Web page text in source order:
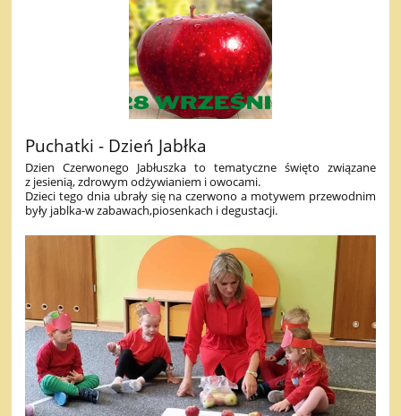
Puchatki - Dzień Jabłka
Dzien Czerwonego Jabłuszka to tematyczne święto związane
z jesienią, zdrowym odżywianiem i owocami.
Dzieci tego dnia ubrały się na czerwono a motywem przewodnim
były jablka-w zabawach,piosenkach i degustacji.